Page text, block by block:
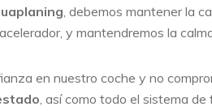
, debemos mantener la
y mantendremos la
en nuestro coche y no
, así como todo el sistema